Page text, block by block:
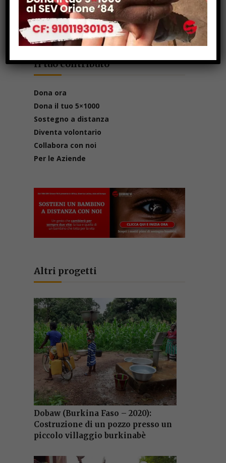
Il tuo contributo
Dona ora
Dona il tuo 5×1000
Sostegno a distanza
Diventa volontario
Collabora con noi
Per le Aziende
Altri progetti
Dobaw (Burkina Faso – 2020):
Costruzione di un pozzo presso un
piccolo villaggio burkinabè